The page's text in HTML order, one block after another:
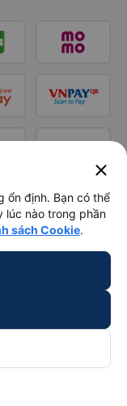
close
ổn định. Bạn có thể
lúc nào trong phần
sách Cookie.